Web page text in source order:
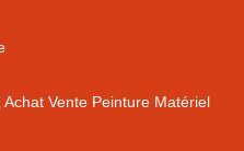
Vente Peinture Matériel